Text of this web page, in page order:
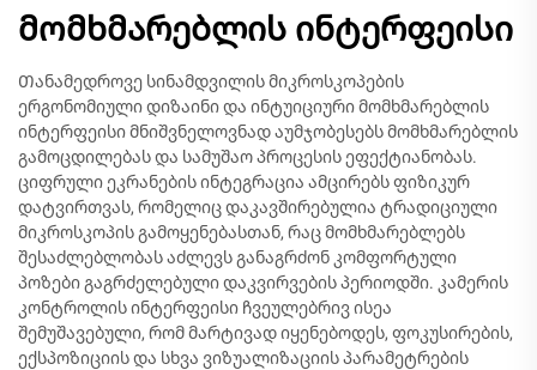
მომხმარებლის ინტერფეისი
Თანამედროვე სინამდვილის მიკროსკოპების
ერგონომიული დიზაინი და ინტუიციური მომხმარებლის
ინტერფეისი მნიშვნელოვნად აუმჯობესებს მომხმარებლის
გამოცდილებას და სამუშაო პროცესის ეფექტიანობას.
ციფრული ეკრანების ინტეგრაცია ამცირებს ფიზიკურ
დატვირთვას, რომელიც დაკავშირებულია ტრადიციული
მიკროსკოპის გამოყენებასთან, რაც მომხმარებლებს
შესაძლებლობას აძლევს განაგრძონ კომფორტული
პოზები გაგრძელებული დაკვირვების პერიოდში. კამერის
კონტროლის ინტერფეისი ჩვეულებრივ ისეა
შემუშავებული, რომ მარტივად იყენებოდეს, ფოკუსირების,
ექსპოზიციის და სხვა ვიზუალიზაციის პარამეტრების